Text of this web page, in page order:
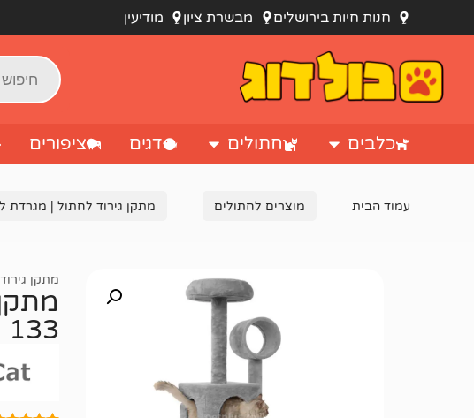
חנות חיות בירושלים מבשרת ציון מודיעין
כלבים חתולים דגים ציפורים
עמוד הבית מוצרים לחתולים מתקן גירוד לחתול | מגרדת
מתקן
133 סמ